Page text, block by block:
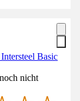
Basic
nicht